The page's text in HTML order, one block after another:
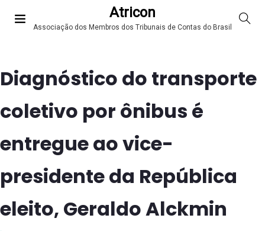
Atricon
Associação dos Membros dos Tribunais de Contas do Brasil
Diagnóstico do transporte
coletivo por ônibus é
entregue ao vice-
presidente da República
eleito, Geraldo Alckmin